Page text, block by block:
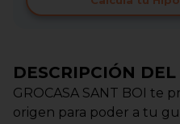
DESCRIPCIÓN
GROCASA SANT BOI te
origen para poder a tu